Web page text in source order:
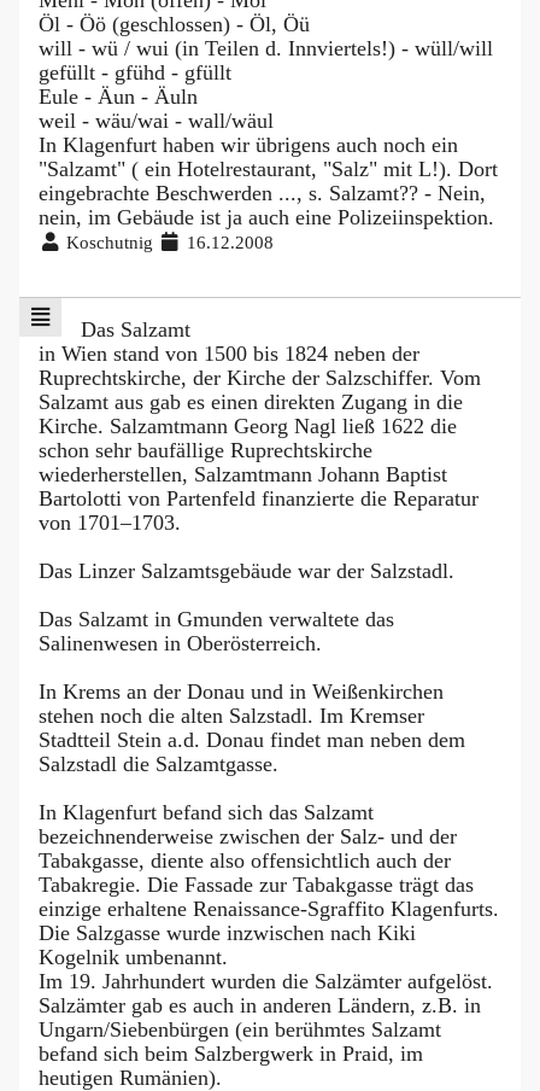
Öl - Öö (geschlossen) - Öl, Öü
will - wü / wui (in Teilen d. Innviertels!) - wüll/will
gefüllt - gfühd - gfüllt
Eule - Äun - Äuln
weil - wäu/wai - wall/wäul
In Klagenfurt haben wir übrigens auch noch ein
"Salzamt" ( ein Hotelrestaurant, "Salz" mit L!). Dort
eingebrachte Beschwerden ..., s. Salzamt?? - Nein,
nein, im Gebäude ist ja auch eine Polizeiinspektion.
Koschutnig 16.12.2008
Das Salzamt
in Wien stand von 1500 bis 1824 neben der
Ruprechtskirche, der Kirche der Salzschiffer. Vom
Salzamt aus gab es einen direkten Zugang in die
Kirche. Salzamtmann Georg Nagl ließ 1622 die
schon sehr baufällige Ruprechtskirche
wiederherstellen, Salzamtmann Johann Baptist
Bartolotti von Partenfeld finanzierte die Reparatur
von 1701–1703.
Das Linzer Salzamtsgebäude war der Salzstadl.
Das Salzamt in Gmunden verwaltete das
Salinenwesen in Oberösterreich.
In Krems an der Donau und in Weißenkirchen
stehen noch die alten Salzstadl. Im Kremser
Stadtteil Stein a.d. Donau findet man neben dem
Salzstadl die Salzamtgasse.
In Klagenfurt befand sich das Salzamt
bezeichnenderweise zwischen der Salz- und der
Tabakgasse, diente also offensichtlich auch der
Tabakregie. Die Fassade zur Tabakgasse trägt das
einzige erhaltene Renaissance-Sgraffito Klagenfurts.
Die Salzgasse wurde inzwischen nach Kiki
Kogelnik umbenannt.
Im 19. Jahrhundert wurden die Salzämter aufgelöst.
Salzämter gab es auch in anderen Ländern, z.B. in
Ungarn/Siebenbürgen (ein berühmtes Salzamt
befand sich beim Salzbergwerk in Praid, im
heutigen Rumänien).